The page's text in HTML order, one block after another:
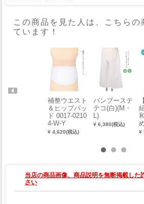
この商品を見た人は、こちらの
ています！
補整ウエスト
＆ヒップパッ
ド 0017-0210
4-W-Y
¥ 4,620(税込)
バンブーステ
テコ(白)(M・
L)
¥ 6,380(税込)
¥
当店の商品画像、商品説明を無断掲載した
さい